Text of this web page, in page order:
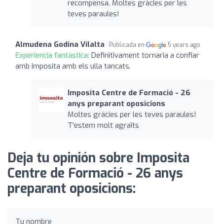
recompensa. Moltes gràcies per les
teves paraules!
Almudena Godina Vilalta Publicada en 5 years ago
Experiencia fantástica: Definitivament tornaria a confiar
amb Imposita amb els ulla tancats.
Imposita Centre de Formació - 26
anys preparant oposicions
Moltes gràcies per les teves paraules!
T'estem molt agraïts
Deja tu opinión sobre Imposita
Centre de Formació - 26 anys
preparant oposicions:
Tu nombre